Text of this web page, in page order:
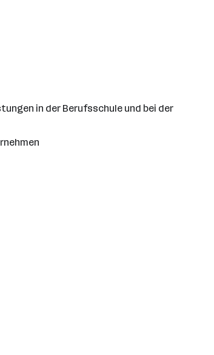
in der Berufsschule und bei der